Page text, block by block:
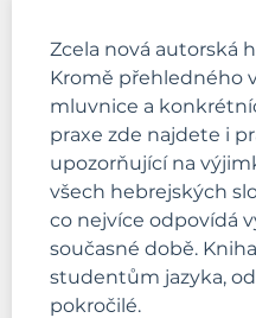
Zcela nová autorská
Kromě přehledného
mluvnice a
praxe zde najdete i
upozorňující na
všech hebrejských
co nejvíce odpovídá
současné době.
studentům jazyka,
pokročilé.